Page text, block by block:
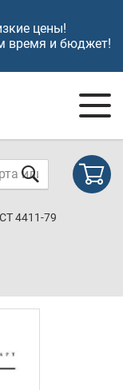
цены!
время и бюджет!
4411-79